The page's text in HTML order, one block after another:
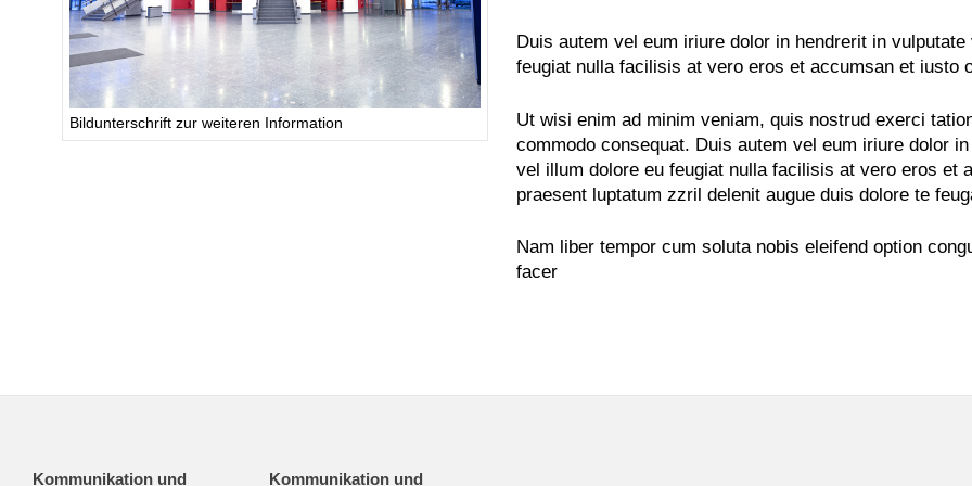
Bildunterschrift zur weiteren Information
Duis autem vel eum iriure dolor in hendrerit in
feugiat nulla facilisis at vero eros et accumsan et iusto
Ut wisi enim ad minim veniam, quis nostrud exerci
commodo consequat. Duis autem vel eum iriure dolor
vel illum dolore eu feugiat nulla facilisis at vero eros et
praesent luptatum zzril delenit augue duis dolore te
Nam liber tempor cum soluta nobis eleifend option
facer
Kommunikation und Kommunikation und